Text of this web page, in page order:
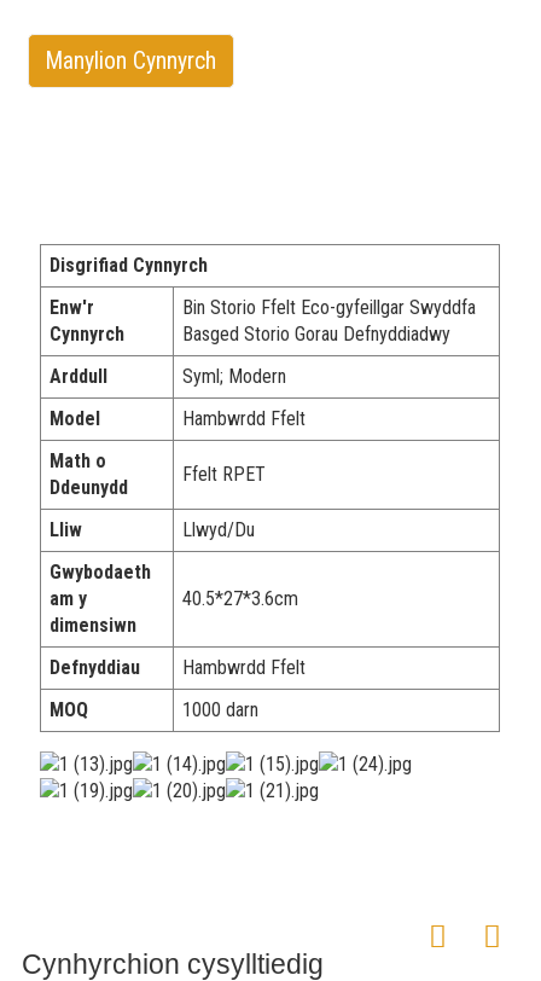
Manylion Cynnyrch
Disgrifiad Cynnyrch
Enw'r
Cynnyrch
Bin Storio Ffelt Eco-gyfeillgar Swyddfa
Basged Storio Gorau Defnyddiadwy
Arddull
Syml; Modern
Model
Hambwrdd Ffelt
Math o
Ddeunydd
Ffelt RPET
Lliw
Llwyd/Du
Gwybodaeth
am y
dimensiwn
40.5*27*3.6cm
Defnyddiau
Hambwrdd Ffelt
MOQ
1000 darn
Cynhyrchion cysylltiedig